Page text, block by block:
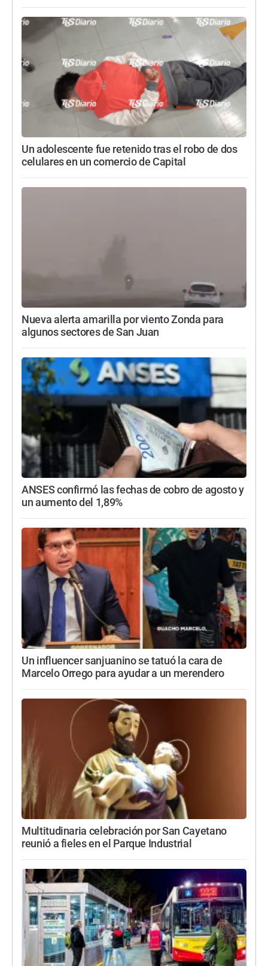
Un adolescente fue retenido tras el robo de dos
celulares en un comercio de Capital
Nueva alerta amarilla por viento Zonda para
algunos sectores de San Juan
ANSES confirmó las fechas de cobro de agosto y
un aumento del 1,89%
Un influencer sanjuanino se tatuó la cara de
Marcelo Orrego para ayudar a un merendero
Multitudinaria celebración por San Cayetano
reunió a fieles en el Parque Industrial